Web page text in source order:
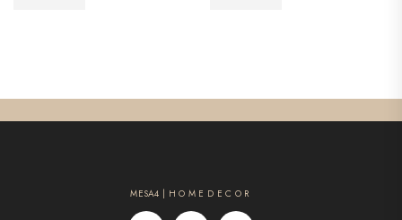
MESA4 | H O M E D E C O R